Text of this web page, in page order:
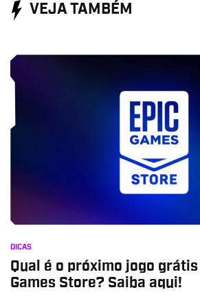
VEJA TAMBÉM
DICAS
Qual é o próximo jogo grátis
Games Store? Saiba aqui!